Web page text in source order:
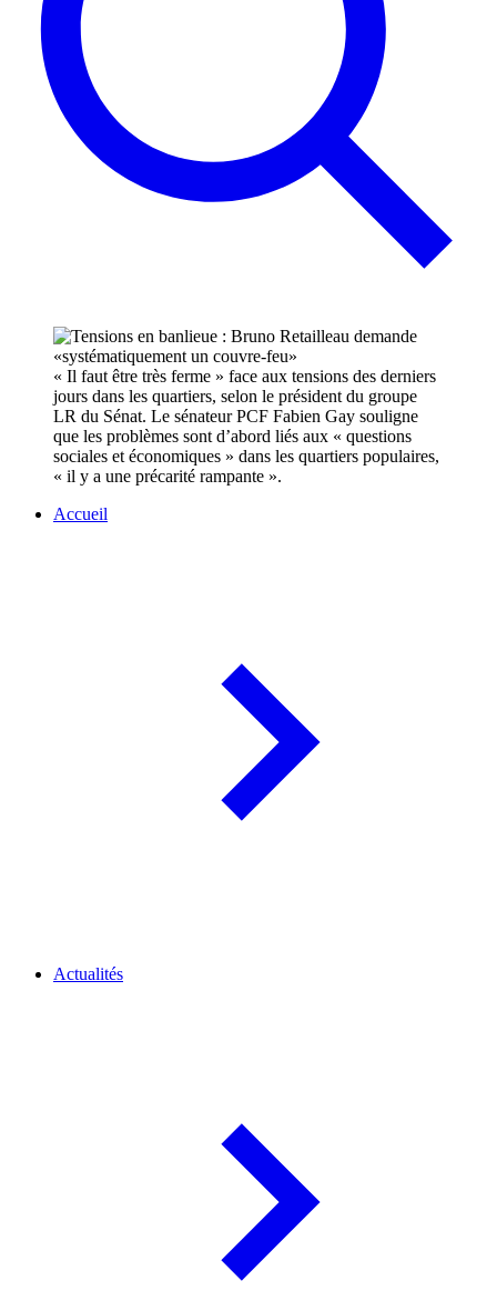
« Il faut être très ferme » face aux tensions des derniers
jours dans les quartiers, selon le président du groupe
LR du Sénat. Le sénateur PCF Fabien Gay souligne
que les problèmes sont d’abord liés aux « questions
sociales et économiques » dans les quartiers populaires,
« il y a une précarité rampante ».
Accueil
Actualités